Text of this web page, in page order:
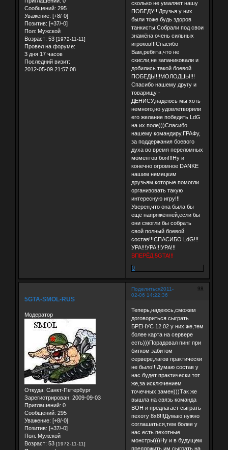
Сообщений: 295
Уважение: [+8/-0]
Позитив: [+37/-0]
Пол: Мужской
Возраст: 53 [1972-11-11]
Провел на форуме:
3 дня 17 часов
Последний визит:
2012-05-09 21:57:08
сколько не умаляет нашу
ПОБЕДУ!!!Друзья у них
были тоже будь здоров
танкисты.Собрали под свои
знамёна очень сильных
игроков!!!Спасибо
Вам,ребята,что не
скисли,не запаниковали и
добились такой боевой
ПОБЕДЫ!!!МОЛОДЦЫ!!!
Спасибо нашему другу и
товарищу -
ДЕНИСУ,надеюсь мы хоть
немного,но удовлетворили
его желание победить LdG
на их поле)))Спасибо
нашему командиру,ГРАФу,
за поддержания боевого
духа во время переломных
моментов боя!!!Ну и
конечно огромное DANKE
нашим немецким
друзьям,которые помогли
организовать такую
интересную игру!!!
Уверен,что она была бы
ещё напряжённей,если бы
они смогли бы собрать
свой полный боевой
состав!!!СПАСИБО LdG!!!
УРА!!!УРА!!!УРА!!!
ВПЕРЁД 5GTA!!!
0
Поделиться 98
2011-
02-06 14:22:36
5GTA-SMOL-RUS
Модератор
Откуда: Санкт-Петербург
Зарегистрирован: 2009-09-03
Приглашений: 0
Сообщений: 295
Уважение: [+8/-0]
Позитив: [+37/-0]
Пол: Мужской
Возраст: 53 [1972-11-11]
Теперь,надеюсь,сможем
договориться сыграть
БРЕНУС 12.02 у них же,тем
более карта на сервере
есть)))Порадовал пинг при
битком забитом
сервере,лагов практически
не было!!!Думаю состав у
нас будет практически тот
же,за исключением
точечных замен)))Так же
вышла на связь команда
BOH и предлагает сыграть
пехоту 8х8!!!Думаю нужно
соглашаться,тем более у
нас есть пехотные
монстры)))Ну и в будущем
предложить им сыграть на